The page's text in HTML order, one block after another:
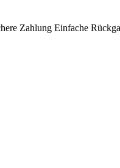
Zahlung Einfache